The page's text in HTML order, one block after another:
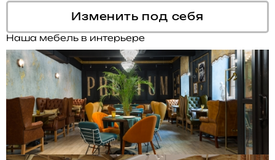
Изменить под себя
Наша мебель в интерьере